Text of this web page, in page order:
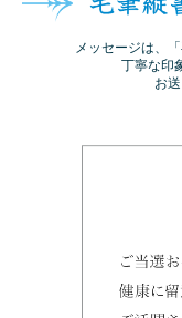
メッセージは、
丁寧な印
お